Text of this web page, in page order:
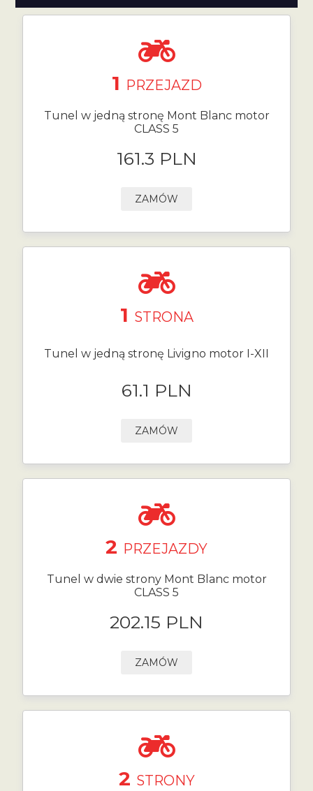
1 PRZEJAZD
Tunel w jedną stronę Mont Blanc motor
CLASS 5
161.3 PLN
ZAMÓW
1 STRONA
Tunel w jedną stronę Livigno motor I-XII
61.1 PLN
ZAMÓW
2 PRZEJAZDY
Tunel w dwie strony Mont Blanc motor
CLASS 5
202.15 PLN
ZAMÓW
2 STRONY